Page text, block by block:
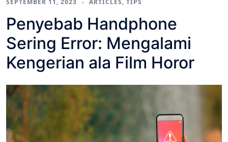
SEPTEMBER 11, 2023 ARTICLES, TIPS
Penyebab Handphone
Sering Error: Mengalami
Kengerian ala Film Horor